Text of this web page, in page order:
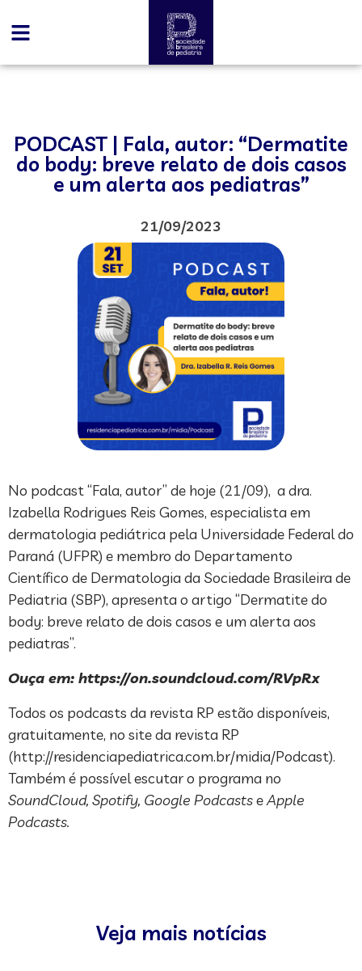
PODCAST | Fala, autor: “Dermatite
do body: breve relato de dois casos
e um alerta aos pediatras”
21/09/2023
No podcast “Fala, autor” de hoje (21/09), a dra.
Izabella Rodrigues Reis Gomes, especialista em
dermatologia pediátrica pela Universidade Federal do
Paraná (UFPR) e membro do Departamento
Científico de Dermatologia da Sociedade Brasileira de
Pediatria (SBP), apresenta o artigo “Dermatite do
body: breve relato de dois casos e um alerta aos
pediatras”.
Ouça em: https://on.soundcloud.com/RVpRx
Todos os podcasts da revista RP estão disponíveis,
gratuitamente, no site da revista RP
(http://residenciapediatrica.com.br/midia/Podcast).
Também é possível escutar o programa no
SoundCloud, Spotify, Google PodcastseApple
Podcasts.
Veja mais notícias